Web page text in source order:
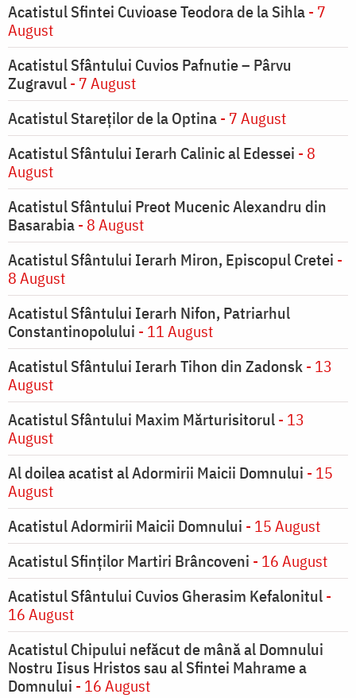
Acatistul Sfintei Cuvioase Teodora de la Sihla- 7
August
Acatistul Sfântului Cuvios Pafnutie – Pârvu
Zugravul- 7 August
Acatistul Stareţilor de la Optina- 7 August
Acatistul Sfântului Ierarh Calinic al Edessei - 8
August
Acatistul Sfântului Preot Mucenic Alexandru din
Basarabia- 8 August
Acatistul Sfântului Ierarh Miron, Episcopul Cretei -
8 August
Acatistul Sfântului Ierarh Nifon, Patriarhul
Constantinopolului - 11 August
Acatistul Sfântului Ierarh Tihon din Zadonsk- 13
August
Acatistul Sfântului Maxim Mărturisitorul- 13
August
Al doilea acatist al Adormirii Maicii Domnului - 15
August
Acatistul Adormirii Maicii Domnului - 15 August
Acatistul Sfinților Martiri Brâncoveni - 16 August
Acatistul Sfântului Cuvios Gherasim Kefalonitul-
16 August
Acatistul Chipului nefăcut de mână al Domnului
Nostru Iisus Hristos sau al Sfintei Mahrame a
Domnului - 16 August